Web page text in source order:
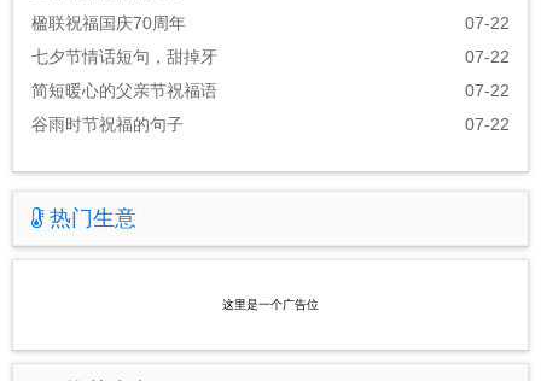
楹联祝福国庆70周年
07-22
七夕节情话短句，甜掉牙
07-22
简短暖心的父亲节祝福语
07-22
谷雨时节祝福的句子
07-22
热门生意
这里是一个广告位